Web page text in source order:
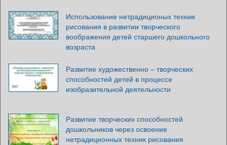
Использование нетрадиционых техник
рисования в развитии творческого
воображения детей старшего дошкольного
возраста
Развитие художественно – творческих
способностей детей в процессе
изобразительной деятельности
Развитие творческих способностей
дошкольников через освоение
нетрадиционных техник рисования